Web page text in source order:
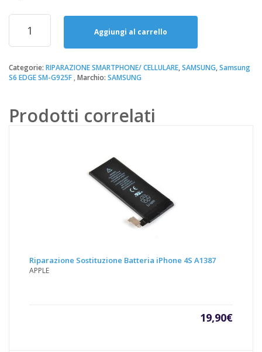
Riparazione
Sostituzione
Cover
Nero
Samsung
SM-
Aggiungi al carrello
Categorie: RIPARAZIONE SMARTPHONE/ CELLULARE,SAMSUNG,Samsung
S6 EDGE SM-G925F Marchio: SAMSUNG
Prodotti correlati
Riparazione Sostituzione Batteria iPhone 4S A1387
APPLE
19,90€